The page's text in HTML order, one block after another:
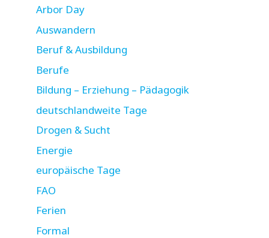
Arbor Day
Auswandern
Beruf & Ausbildung
Berufe
Bildung – Erziehung – Pädagogik
deutschlandweite Tage
Drogen & Sucht
Energie
europäische Tage
FAO
Ferien
Formal